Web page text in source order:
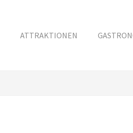
ATTRAKTIONEN